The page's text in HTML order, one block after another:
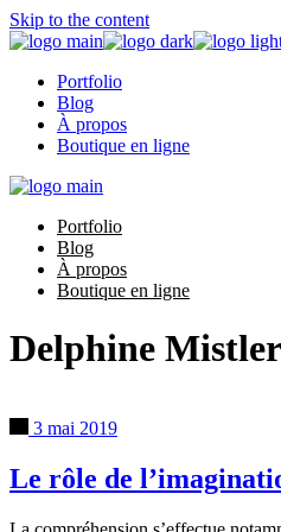
Skip to the content
Portfolio
Blog
À propos
Boutique en ligne
Portfolio
Blog
À propos
Boutique en ligne
Delphine Mistler
3 mai 2019
Le rôle de